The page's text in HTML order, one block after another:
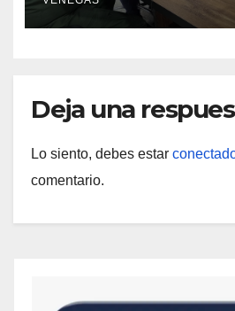
Deja una
Lo siento, debes estar
comentario.